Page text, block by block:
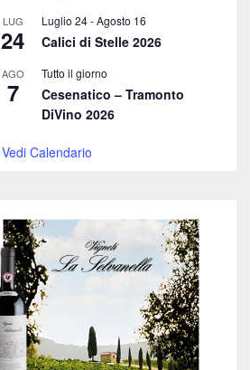
LUG
24
Luglio 24-Agosto 16
Calici di Stelle 2026
AGO
7
Tutto il giorno
Cesenatico – Tramonto
DiVino 2026
Vedi Calendario